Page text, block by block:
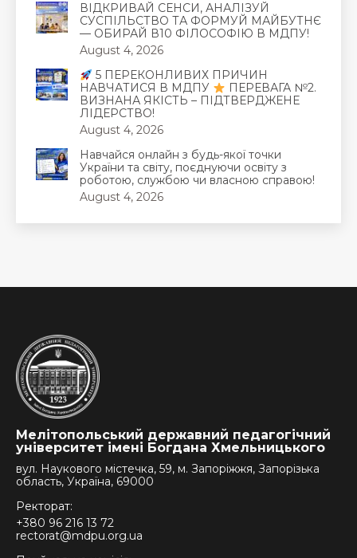
ВІДКРИВАЙ СЕНСИ, АНАЛІЗУЙ
СУСПІЛЬСТВО ТА ФОРМУЙ МАЙБУТНЄ
— ОБИРАЙ В10 ФІЛОСОФІЮ В МДПУ!
August 4, 2026
5 ПЕРЕКОНЛИВИХ ПРИЧИН
НАВЧАТИСЯ В МДПУ
ПЕРЕВАГА №2.
ВИЗНАНА ЯКІСТЬ – ПІДТВЕРДЖЕНЕ
ЛІДЕРСТВО!
August 4, 2026
Навчайся онлайн з будь-якої точки
України та світу, поєднуючи освіту з
роботою, службою чи власною справою!
August 4, 2026
Мелітопольський державний педагогічний
університет імені Богдана Хмельницького
вул. Наукового містечка, 59, м. Запоріжжя, Запорізька
область, Україна, 69000
Ректорат:
+380 96 216 13 72
rectorat@mdpu.org.ua